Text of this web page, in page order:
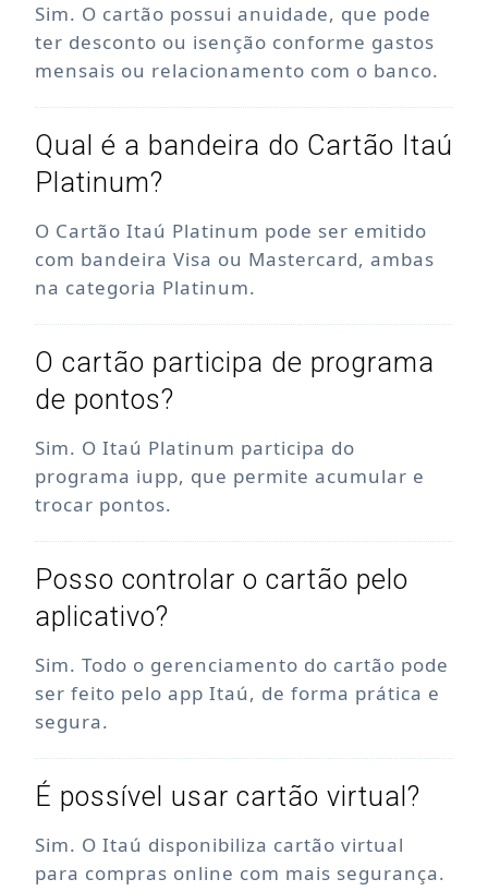
Sim. O cartão possui anuidade, que pode
ter desconto ou isenção conforme gastos
mensais ou relacionamento com o banco.
Qual é a bandeira do Cartão Itaú
Platinum?
O Cartão Itaú Platinum pode ser emitido
com bandeira Visa ou Mastercard, ambas
na categoria Platinum.
O cartão participa de programa
de pontos?
Sim. O Itaú Platinum participa do
programa iupp, que permite acumular e
trocar pontos.
Posso controlar o cartão pelo
aplicativo?
Sim. Todo o gerenciamento do cartão pode
ser feito pelo app Itaú, de forma prática e
segura.
É possível usar cartão virtual?
Sim. O Itaú disponibiliza cartão virtual
para compras online com mais segurança.